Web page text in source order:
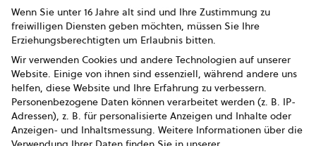
Impressum
Datenschutz
AGB
AGB Marketing GmbH
AGB Bildung
Wenn Sie unter 16 Jahre alt sind und Ihre Zustimmung zu
freiwilligen Diensten geben möchten, müssen Sie Ihre
Erziehungsberechtigten um Erlaubnis bitten.
Wir verwenden Cookies und andere Technologien auf unserer
Website. Einige von ihnen sind essenziell, während andere uns
helfen, diese Website und Ihre Erfahrung zu verbessern.
Personenbezogene Daten können verarbeitet werden (z. B. IP-
Adressen), z. B. für personalisierte Anzeigen und Inhalte oder
Anzeigen- und Inhaltsmessung. Weitere Informationen über die